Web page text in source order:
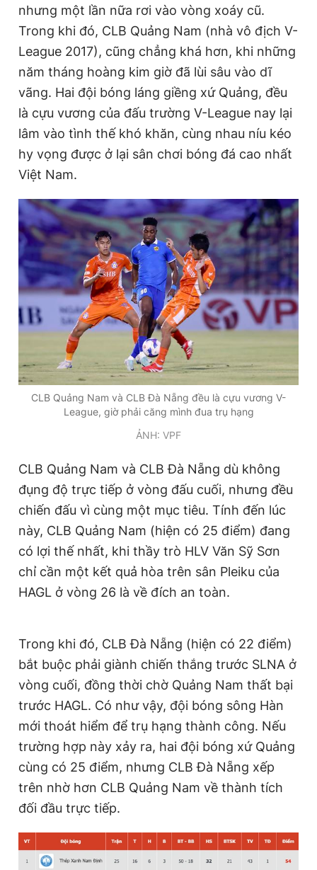
Tổng biên tập: Nguyễn Ngọc Toàn
Phó tổng biên tập thường trực: Hải Thành
Phó tổng biên tập: Lâm Hiếu Dũng
Phó tổng biên tập: Trần Việt Hưng
Tổng thư ký tòa soạn: Đức Trung
Giấy phép xuất bản số 110/GP - BTTTT cấp ngày 24.3.2020
© 2003-2026 Bản quyền thuộc về Báo Thanh Niên. Cấm sao
chép dưới mọi hình thức nếu không có sự chấp thuận bằng văn
bản. Phát triển bởi ePi Technologies, JSC.
nhưng một lần nữa rơi vào vòng xoáy cũ.
Trong khi đó, CLB Quảng Nam (nhà vô địch V-
League 2017), cũng chẳng khá hơn, khi những
năm tháng hoàng kim giờ đã lùi sâu vào dĩ
vãng. Hai đội bóng láng giềng xứ Quảng, đều
là cựu vương của đấu trường V-League nay lại
lâm vào tình thế khó khăn, cùng nhau níu kéo
hy vọng được ở lại sân chơi bóng đá cao nhất
Việt Nam.
CLB Quảng Nam và CLB Đà Nẵng đều là cựu vương V-
League, giờ phải căng mình đua trụ hạng
ẢNH: VPF
CLB Quảng Nam và CLB Đà Nẵng dù không
đụng độ trực tiếp ở vòng đấu cuối, nhưng đều
chiến đấu vì cùng một mục tiêu. Tính đến lúc
này, CLB Quảng Nam (hiện có 25 điểm) đang
có lợi thế nhất, khi thầy trò HLV Văn Sỹ Sơn
chỉ cần một kết quả hòa trên sân Pleiku của
HAGL ở vòng 26 là về đích an toàn.
Trong khi đó, CLB Đà Nẵng (hiện có 22 điểm)
bắt buộc phải giành chiến thắng trước SLNA ở
vòng cuối, đồng thời chờ Quảng Nam thất bại
trước HAGL. Có như vậy, đội bóng sông Hàn
mới thoát hiểm để trụ hạng thành công. Nếu
trường hợp này xảy ra, hai đội bóng xứ Quảng
cùng có 25 điểm, nhưng CLB Đà Nẵng xếp
trên nhờ hơn CLB Quảng Nam về thành tích
đối đầu trực tiếp.